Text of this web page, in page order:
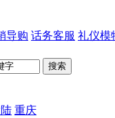
导购 话务客服 礼仪模
重庆